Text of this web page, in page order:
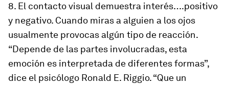
8. El contacto visual demuestra interés….positivo
y negativo. Cuando miras a alguien a los ojos
usualmente provocas algún tipo de reacción.
“Depende de las partes involucradas, esta
emoción es interpretada de diferentes formas”,
dice el psicólogo Ronald E. Riggio. “Que un